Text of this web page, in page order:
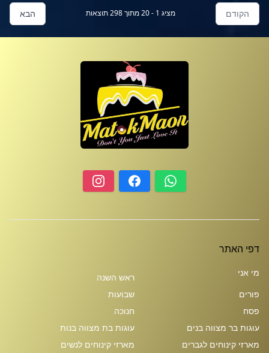
הקודם מציג 1
-
20מתוך298תוצאות הבא
דפי האתר
מי אני
ראש השנה
פורים
שבועות
פסח
חנוכה
עוגות בר מצווה בנים
עוגות בת מצווה בנות
מארזי קינוחים לגברים
מארזי קינוחים לנשים